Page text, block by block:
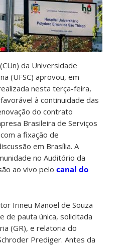
da Universidade
(UFSC) aprovou, em
nesta terça-feira,
à continuidade das
do contrato
Brasileira de Serviços
a fixação de
em Brasília. A
no Auditório da
ao vivo pelocanal do
Irineu Manoel de Souza
de pauta única, solicitada
(GR), e relatoria do
Prediger. Antes da